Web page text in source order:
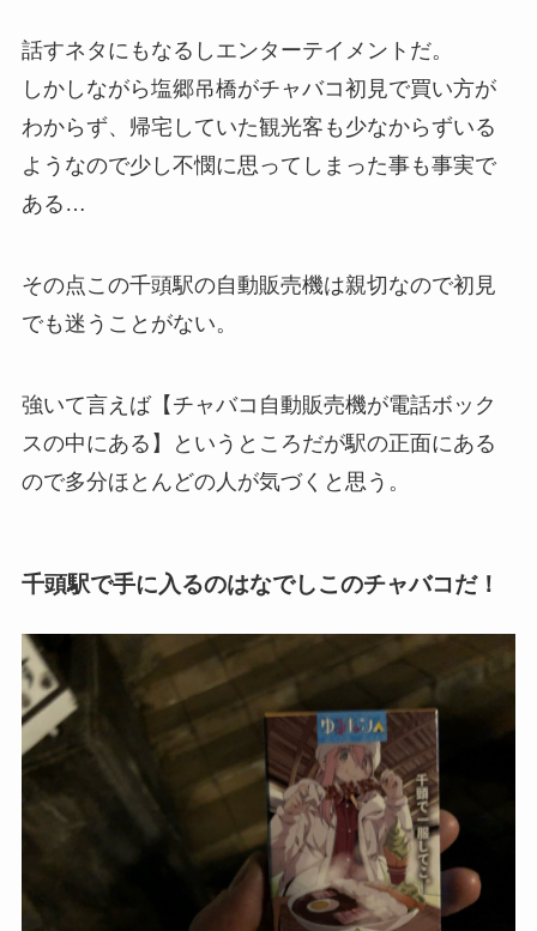
話すネタにもなるしエンターテイメントだ。
しかしながら塩郷吊橋がチャバコ初見で買い方が
わからず、帰宅していた観光客も少なからずいる
ようなので少し不憫に思ってしまった事も事実で
ある…
その点この千頭駅の自動販売機は親切なので初見
でも迷うことがない。
強いて言えば【チャバコ自動販売機が電話ボック
スの中にある】というところだが駅の正面にある
ので多分ほとんどの人が気づくと思う。
千頭駅で手に入るのはなでしこのチャバコだ！